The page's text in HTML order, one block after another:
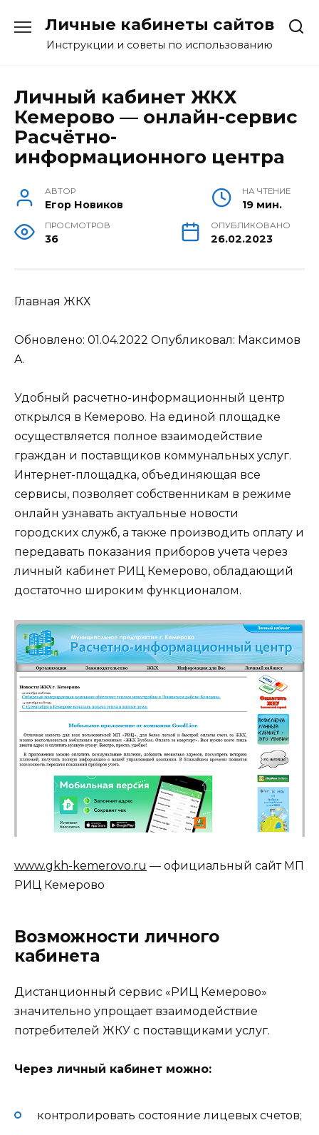
содержанию
Личные кабинеты сайтов
Инструкции и советы по использованию
Личный кабинет ЖКХ
Кемерово — онлайн-сервис
Расчётно-
информационного центра
АВТОР
Егор Новиков
НА ЧТЕНИЕ
19 мин.
ПРОСМОТРОВ
36
ОПУБЛИКОВАНО
26.02.2023
Главная ЖКХ
Обновлено: 01.04.2022 Опубликовал: Мaксимов
A.
Удобный расчетно-информационный центр
открылся в Кемерово. На единой площадке
осуществляется полное взаимодействие
граждан и поставщиков коммунальных услуг.
Интернет-площадка, объединяющая все
сервисы, позволяет собственникам в режиме
онлайн узнавать актуальные новости
городских служб, а также производить оплату и
передавать показания приборов учета через
личный кабинет РИЦ Кемерово, обладающий
достаточно широким функционалом.
www.gkh-kemerovo.ru — официальный сайт МП
РИЦ Кемерово
Возможности личного
кабинета
Дистанционный сервис «РИЦ Кемерово»
значительно упрощает взаимодействие
потребителей ЖКУ с поставщиками услуг.
Через личный кабинет можно:
контролировать состояние лицевых счетов;